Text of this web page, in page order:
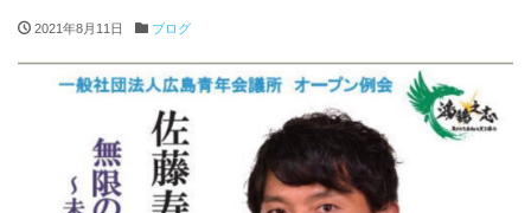
2021年8月11日 ブログ